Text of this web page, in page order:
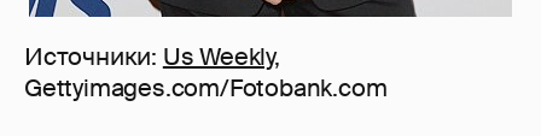
Источники: Us Weekly,
Gettyimages.com/Fotobank.com